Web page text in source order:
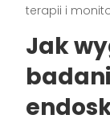
terapii i
Jak